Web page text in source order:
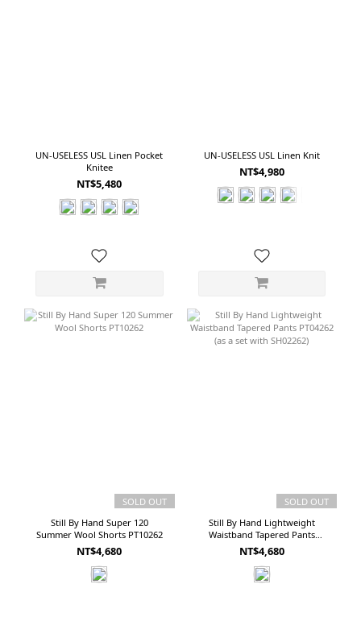
UN-USELESS USL Linen Pocket
Knitee
NT$5,480
UN-USELESS USL Linen Knit
NT$4,980
SOLD OUT
Still By Hand Super 120
Summer Wool Shorts PT10262
NT$4,680
SOLD OUT
Still By Hand Lightweight
Waistband Tapered Pants
PT04262 (as a set with SH02262)
NT$4,680